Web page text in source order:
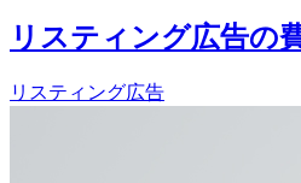
リスティング広告の
リスティング広告